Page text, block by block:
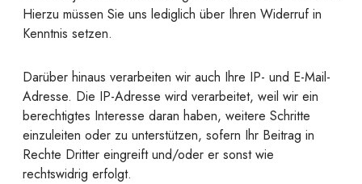
Hierzu müssen Sie uns lediglich über Ihren Widerruf in
Kenntnis setzen.
Darüber hinaus verarbeiten wir auch Ihre IP- und E-Mail-
Adresse. Die IP-Adresse wird verarbeitet, weil wir ein
berechtigtes Interesse daran haben, weitere Schritte
einzuleiten oder zu unterstützen, sofern Ihr Beitrag in
Rechte Dritter eingreift und/oder er sonst wie
rechtswidrig erfolgt.